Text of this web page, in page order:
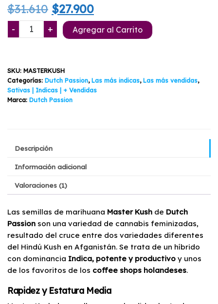
de 5 en
base a
valoración
de un
$31.610 El
precio
$31.610.
$27.900El
precio
$27.900.
-
Master
Kush
3+1
semillas
cantidad
+ Agregar al Carrito
SKU: MASTERKUSH
Categorías: Dutch Passion,Las más indicas,Las más vendidas,
Sativas | Indicas | + Vendidas
Marca: Dutch Passion
Descripción
Información adicional
Valoraciones (1)
Las semillas de marihuana Master Kush de Dutch
Passion son una variedad de cannabis feminizadas,
resultado del cruce entre dos variedades diferentes
del Hindú Kush en Afganistán. Se trata de un híbrido
con dominancia Indica, potente y productivo y unos
de los favoritos de los coffee shops holandeses.
Rapidez y Estatura Media